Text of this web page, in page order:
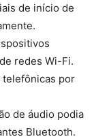
de início de
redes Wi-Fi.
telefônicas por
de áudio podia
Bluetooth.